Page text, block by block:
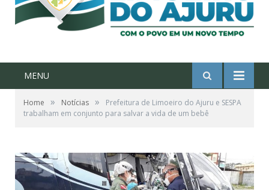
MENU
Home » Notícias »
Prefeitura de Limoeiro do Ajuru e SESPA
trabalham em conjunto para salvar a vida de um bebê